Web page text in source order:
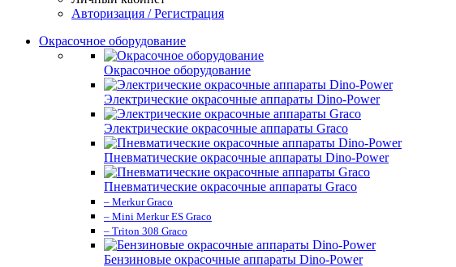
Авторизация / Регистрация
Окрасочное оборудование
Окрасочное оборудование
Электрические окрасочные аппараты Dino-Power
Электрические окрасочные аппараты Graco
Пневматические окрасочные аппараты Dino-Power
Пневматические окрасочные аппараты Graco
– Merkur Graco
– Mini Merkur ES Graco
– Triton 308 Graco
Бензиновые окрасочные аппараты Dino-Power